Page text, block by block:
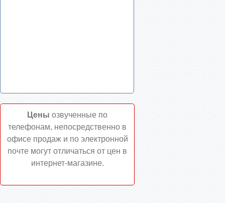
Цены озвученные по
телефонам, непосредственно в
офисе продаж и по электронной
почте могут отличаться от цен в
интернет-магазине.